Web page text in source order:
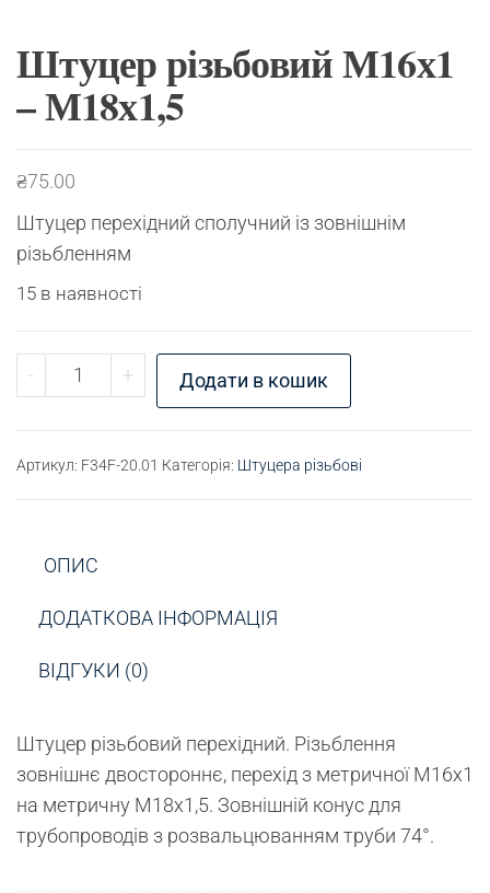
Штуцер різьбовий М16х1
– М18х1,5
₴75.00
Штуцер перехідний сполучний із зовнішнім
різьбленням
15 в наявності
- Штуцер різьбовий М16х1 - М18х1,5 кількість
+ Додати в кошик
Артикул: F34F-20.01 Категорія: Штуцера різьбові
ОПИС
ДОДАТКОВА ІНФОРМАЦІЯ
ВІДГУКИ (0)
Штуцер різьбовий перехідний. Різьблення
зовнішнє двостороннє, перехід з метричної М16х1
на метричну М18х1,5. Зовнішній конус для
трубопроводів з розвальцюванням труби 74°.